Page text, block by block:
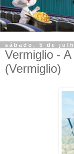
sábado, 5 de
Vermiglio -
(Vermiglio)